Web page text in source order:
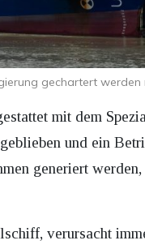
gechartert werden
mit dem
und ein
generiert
verursacht